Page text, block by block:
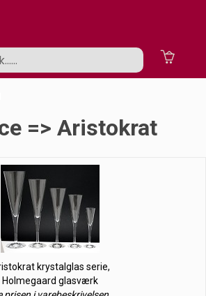
=> Aristokrat
krystalglas serie,
Holmegaard glasværk